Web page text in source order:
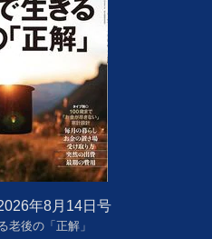
年8月14日号
老後の「正解」